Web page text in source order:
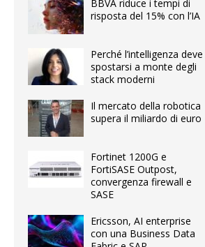
BBVA riduce i tempi di
risposta del 15% con l’IA
Perché l’intelligenza deve
spostarsi a monte degli
stack moderni
Il mercato della robotica
supera il miliardo di euro
Fortinet 1200G e
FortiSASE Outpost,
convergenza firewall e
SASE
Ericsson, AI enterprise
con una Business Data